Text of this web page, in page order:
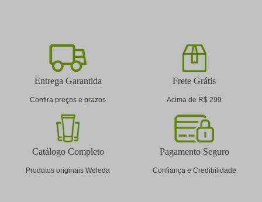
Entrega Garantida
Confira preços e prazos
Frete Grátis
Acima de R$ 299
Catálogo Completo
Produtos originais Weleda
Pagamento Seguro
Confiança e Credibilidade